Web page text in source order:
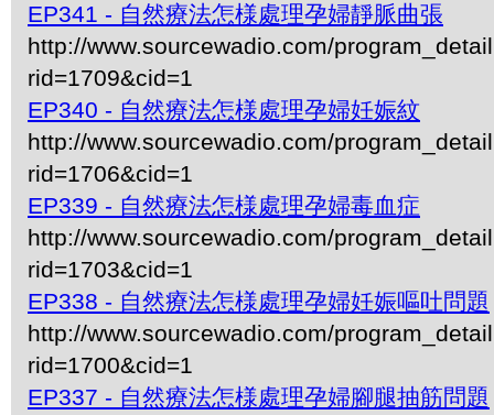
EP341 - 自然療法怎様處理孕婦靜脈曲張
http://www.sourcewadio.com/
rid=1709&cid=1
EP340 - 自然療法怎様處理孕婦妊娠紋
http://www.sourcewadio.com/
rid=1706&cid=1
EP339 - 自然療法怎様處理孕婦毒血症
http://www.sourcewadio.com/
rid=1703&cid=1
EP338 - 自然療法怎様處理孕婦妊娠嘔吐問題
http://www.sourcewadio.com/
rid=1700&cid=1
EP337 - 自然療法怎様處理孕婦腳腿抽筋問題